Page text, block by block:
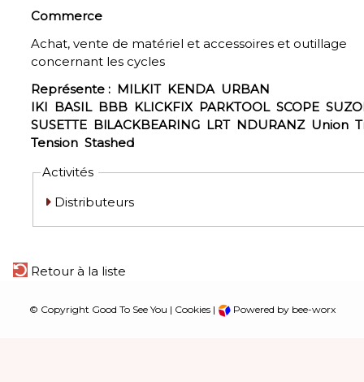
Commerce
Achat, vente de matériel et accessoires et outillage
concernant les cycles
Représente : MILKIT KENDA URBAN
IKI BASIL BBB KLICKFIX PARKTOOL SCOPE
SUSETTE BlLACKBEARING LRT NDURANZ Union
Tension Stashed
Activités
Distributeurs
Retour à la liste
© Copyright Good To See You | Cookies| Powered by bee-worx